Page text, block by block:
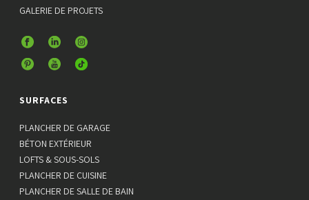
GALERIE DE PROJETS
SURFACES
PLANCHER DE GARAGE
BÉTON EXTÉRIEUR
LOFTS & SOUS-SOLS
PLANCHER DE CUISINE
PLANCHER DE SALLE DE BAIN